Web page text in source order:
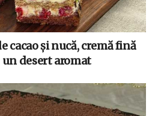
cacao și nucă, cremă fină
desert aromat